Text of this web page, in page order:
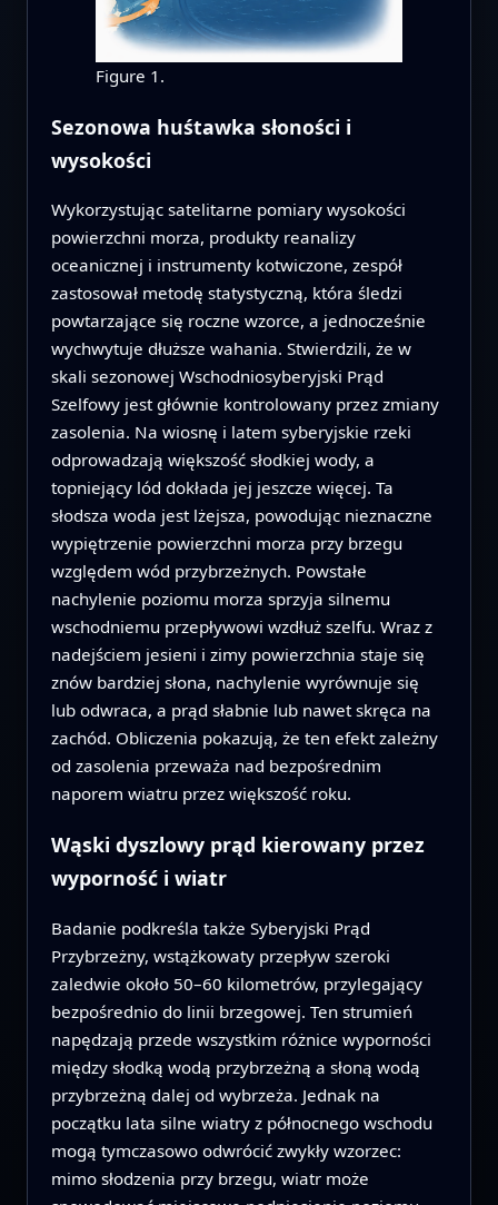
Figure 1.
Sezonowa huśtawka słoności i
wysokości
Wykorzystując satelitarne pomiary wysokości
powierzchni morza, produkty reanalizy
oceanicznej i instrumenty kotwiczone, zespół
zastosował metodę statystyczną, która śledzi
powtarzające się roczne wzorce, a jednocześnie
wychwytuje dłuższe wahania. Stwierdzili, że w
skali sezonowej Wschodniosyberyjski Prąd
Szelfowy jest głównie kontrolowany przez zmiany
zasolenia. Na wiosnę i latem syberyjskie rzeki
odprowadzają większość słodkiej wody, a
topniejący lód dokłada jej jeszcze więcej. Ta
słodsza woda jest lżejsza, powodując nieznaczne
wypiętrzenie powierzchni morza przy brzegu
względem wód przybrzeżnych. Powstałe
nachylenie poziomu morza sprzyja silnemu
wschodniemu przepływowi wzdłuż szelfu. Wraz z
nadejściem jesieni i zimy powierzchnia staje się
znów bardziej słona, nachylenie wyrównuje się
lub odwraca, a prąd słabnie lub nawet skręca na
zachód. Obliczenia pokazują, że ten efekt zależny
od zasolenia przeważa nad bezpośrednim
naporem wiatru przez większość roku.
Wąski dyszlowy prąd kierowany przez
wyporność i wiatr
Badanie podkreśla także Syberyjski Prąd
Przybrzeżny, wstążkowaty przepływ szeroki
zaledwie około 50–60 kilometrów, przylegający
bezpośrednio do linii brzegowej. Ten strumień
napędzają przede wszystkim różnice wyporności
między słodką wodą przybrzeżną a słoną wodą
przybrzeżną dalej od wybrzeża. Jednak na
początku lata silne wiatry z północnego wschodu
mogą tymczasowo odwrócić zwykły wzorzec:
mimo słodzenia przy brzegu, wiatr może